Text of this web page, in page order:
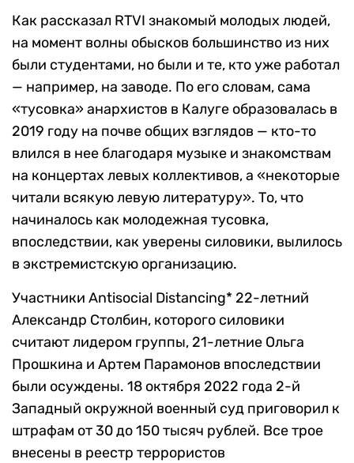
Как рассказал RTVI знакомый молодых людей,
на момент волны обысков большинство из них
были студентами, но были и те, кто уже работал
— например, на заводе. По его словам, сама
«тусовка» анархистов в Калуге образовалась в
2019 году на почве общих взглядов — кто-то
влился в нее благодаря музыке и знакомствам
на концертах левых коллективов, а «некоторые
читали всякую левую литературу». То, что
начиналось как молодежная тусовка,
впоследствии, как уверены силовики, вылилось
в экстремистскую организацию.
Участники Antisocial Distancing* 22-летний
Александр Столбин, которого силовики
считают лидером группы, 21-летние Ольга
Прошкина и Артем Парамонов впоследствии
были осуждены. 18 октября 2022 года 2-й
Западный окружной военный суд приговорил к
штрафам от 30 до 150 тысяч рублей. Все трое
внесены в реестр террористов